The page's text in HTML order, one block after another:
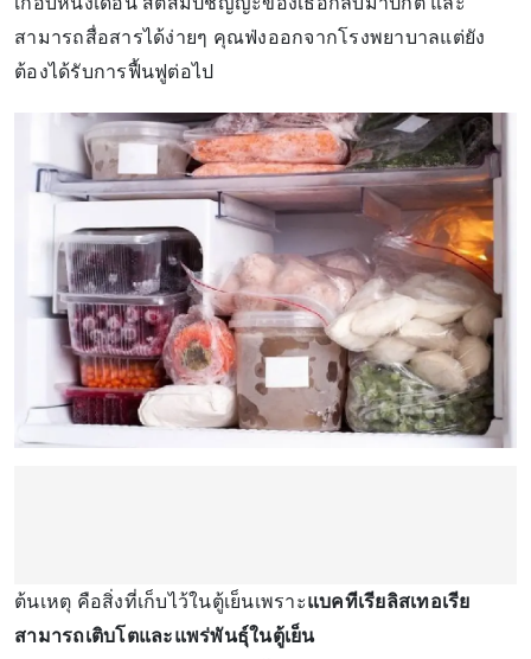
สามารถสื่อสารได้ง่ายๆ คุณฟ่งออกจากโรงพยาบาลแต่ยัง
ต้องได้รับการฟื้นฟูต่อไป
ต้นเหตุ คือสิ่งที่เก็บไว้ในตู้เย็นเพราะแบคทีเรียลิสเทอเรีย
สามารถเติบโตและแพร่พันธุ์ในตู้เย็น